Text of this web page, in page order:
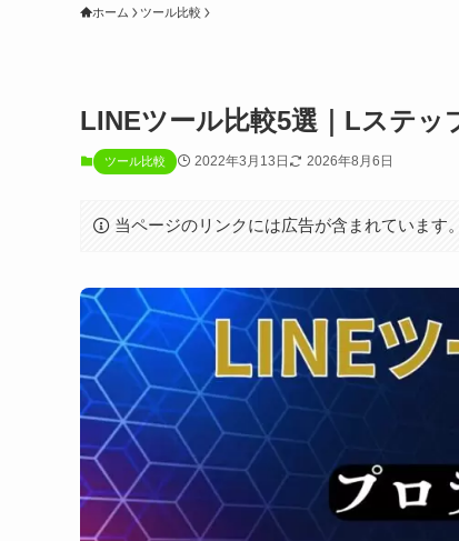
ホーム ツール比較
LINEツール比較5選｜Lステ
ツール比較 2022年3月13日 2026年8月6日
当ページのリンクには広告が含まれています。